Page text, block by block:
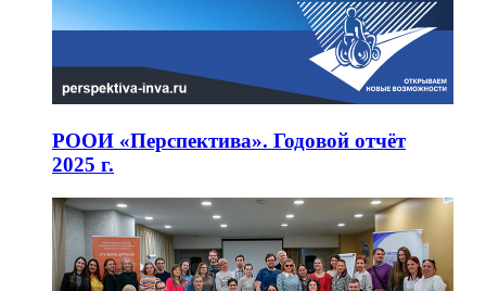
РООИ «Перспектива». Годовой отчёт
2025 г.